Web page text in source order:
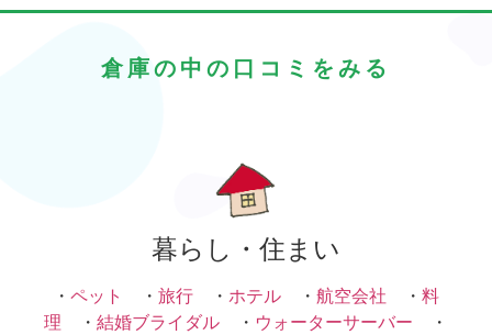
倉庫の中の口コミをみる
暮らし・住まい
・ ペット ・ 旅行 ・ ホテル ・ 航空会社 ・ 料
理 ・ 結婚ブライダル ・ ウォーターサーバー ・